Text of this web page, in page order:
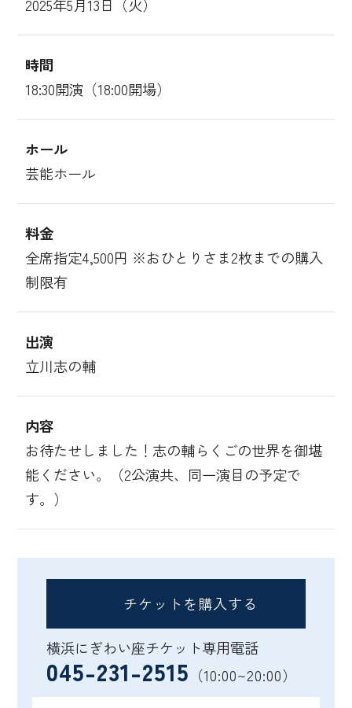
2025年5月13日（火）
時間
18:30開演（18:00開場）
ホール
芸能ホール
料金
全席指定4,500円 ※おひとりさま2枚までの購入
制限有
出演
立川志の輔
内容
お待たせしました！志の輔らくごの世界を御堪
能ください。（2公演共、同一演目の予定で
す。）
チケットを購入する
横浜にぎわい座チケット専用電話
045-231-2515 （10:00~20:00）